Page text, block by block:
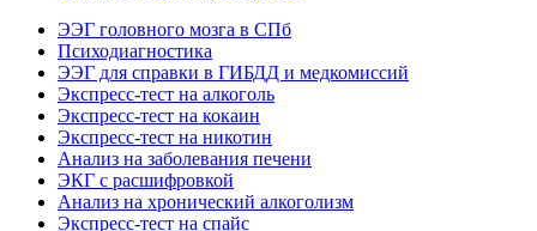
ЭЭГ головного мозга в СПб
Психодиагностика
ЭЭГ для справки в ГИБДД и медкомиссий
Экспресс-тест на алкоголь
Экспресс-тест на кокаин
Экспресс-тест на никотин
Анализ на заболевания печени
ЭКГ с расшифровкой
Анализ на хронический алкоголизм
Экспресс-тест на спайс